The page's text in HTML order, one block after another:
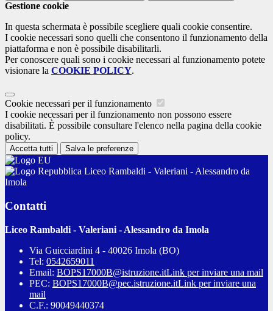
Gestione cookie
In questa schermata è possibile scegliere quali cookie consentire.
I cookie necessari sono quelli che consentono il funzionamento della
piattaforma e non è possibile disabilitarli.
Per conoscere quali sono i cookie necessari al funzionamento potete
visionare la COOKIE POLICY.
Cookie necessari per il funzionamento
I cookie necessari per il funzionamento non possono essere
disabilitati. È possibile consultare l'elenco nella pagina della cookie
policy.
Accetta tutti Salva le preferenze
Liceo Rambaldi - Valeriani - Alessandro da
Imola
Contatti
Liceo Rambaldi - Valeriani - Alessandro da Imola
Via Guicciardini 4 - 40026 Imola (BO)
Tel: 0542659011
Email: BOPS17000B@istruzione.itLink per inviare una mail
PEC: BOPS17000B@pec.istruzione.itLink per inviare una
mail
C.F.: 90049440374